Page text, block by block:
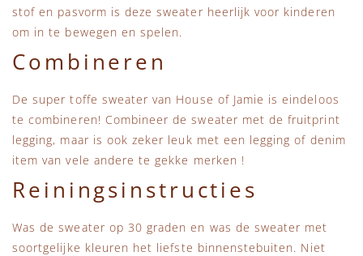
stof en pasvorm is deze sweater heerlijk voor kinderen
om in te bewegen en spelen.
Combineren
De super toffe sweater van House of Jamie is eindeloos
te combineren! Combineer de sweater met de fruitprint
legging, maar is ook zeker leuk met een legging of denim
item van vele andere te gekke merken !
Reiningsinstructies
Was de sweater op 30 graden en was de sweater met
soortgelijke kleuren het liefste binnenstebuiten. Niet